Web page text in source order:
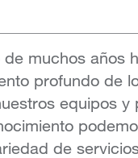
de muchos años
profundo de
equipos
de